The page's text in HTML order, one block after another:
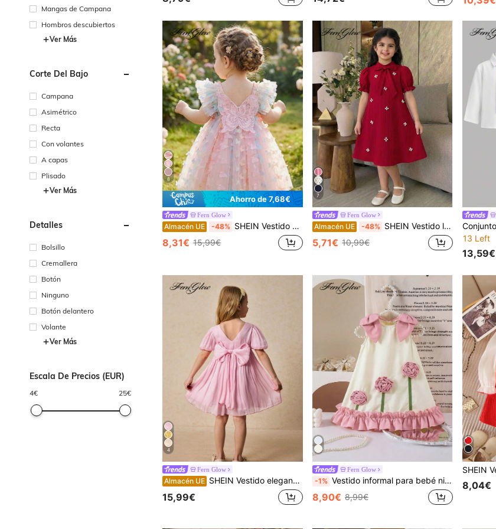
Mangas de Campana
Hombros descubiertos
Ver Más
Corte Del Bajo
Campana
Asimétrico
Recta
Con volantes
A capas
Plisado
Ver Más
Detalles
Bolsillo
Cremallera
Botón
Ninguno
Botón delantero
Volante
Ver Más
Escala De Precios (EUR)
4€ 25€
8
Ahorro de 7,68€
Fern Glow
Almacén UE -48% SHEIN Vestido elegante y lindo para bebé niña con tirantes de malla de colores y lazo
8,31€ 15,99€
7
Fern Glow
Almacén UE -48% SHEIN Vestido lindo con cuello de lazo, manga corta abullonada y decoración de perlas para niña joven
5,71€ 10,99€
13 Left
13,59€
4
Fern Glow
Almacén UE SHEIN Vestido elegante rosa con lazo para niñas, para primavera/verano
15,99€
Fern Glow
-1% Vestido informal para bebé niña con bloqueo de color y decoración de lazo con estampado floral
8,90€ 8,99€
8,04€